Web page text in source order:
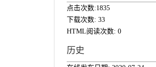
点击次数:1835
下载次数: 33
HTML阅读次数: 0
历史